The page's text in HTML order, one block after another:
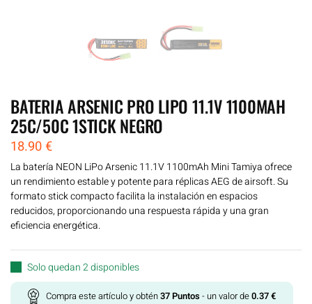
BATERIA ARSENIC PRO LIPO 11.1V 1100MAH
25C/50C 1STICK NEGRO
18.90€
La batería NEON LiPo Arsenic 11.1V 1100mAh Mini Tamiya ofrece
un rendimiento estable y potente para réplicas AEG de airsoft. Su
formato stick compacto facilita la instalación en espacios
reducidos, proporcionando una respuesta rápida y una gran
eficiencia energética.
Solo quedan 2 disponibles
Compra este artículo y obtén37Puntos - un valor de0.37€